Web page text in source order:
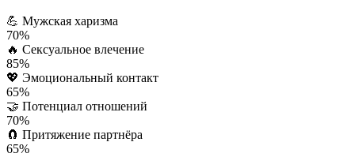
💪 Мужская харизма
70%
🔥 Сексуальное влечение
85%
💖 Эмоциональный контакт
65%
🤝 Потенциал отношений
70%
🧲 Притяжение партнёра
65%